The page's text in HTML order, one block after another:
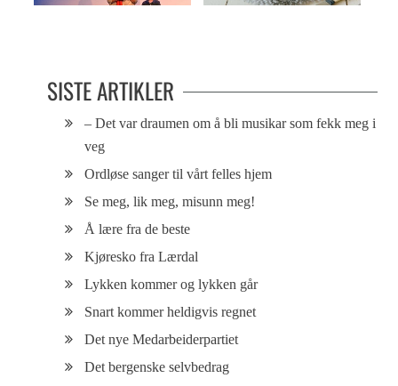
SISTE ARTIKLER
– Det var draumen om å bli musikar som fekk meg i
veg
Ordløse sanger til vårt felles hjem
Se meg, lik meg, misunn meg!
Å lære fra de beste
Kjøresko fra Lærdal
Lykken kommer og lykken går
Snart kommer heldigvis regnet
Det nye Medarbeiderpartiet
Det bergenske selvbedrag